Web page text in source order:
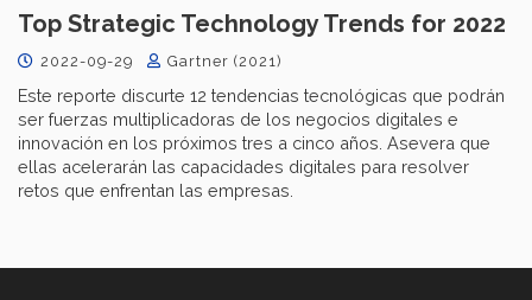
Top Strategic Technology Trends for 2022
2022-09-29 Gartner (2021)
Este reporte discurte 12 tendencias tecnológicas que podrán
ser fuerzas multiplicadoras de los negocios digitales e
innovación en los próximos tres a cinco años. Asevera que
ellas acelerarán las capacidades digitales para resolver
retos que enfrentan las empresas.